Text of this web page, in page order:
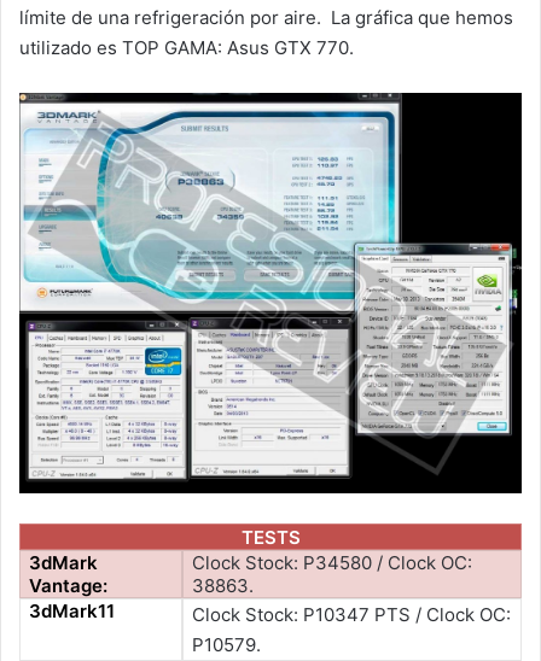
límite de una refrigeración por aire. La gráfica que hemos
utilizado es TOP GAMA: Asus GTX 770.
TESTS
3dMark
Vantage:
Clock Stock: P34580 / Clock OC:
38863.
3dMark11
Clock Stock: P10347 PTS / Clock OC:
P10579.